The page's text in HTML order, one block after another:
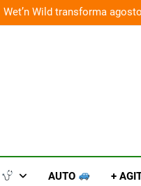
Wet’n Wild transforma
AUTO +